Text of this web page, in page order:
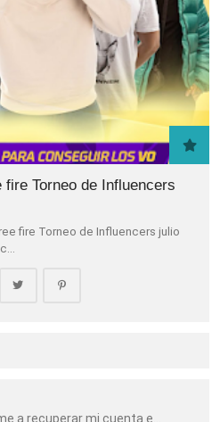
Torneo de Influencers
fire Torneo de Influencers julio
a recuperar mi cuenta e...